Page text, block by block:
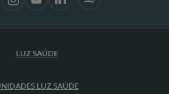
LUZ SAÚDE
LUZ SAÚDE